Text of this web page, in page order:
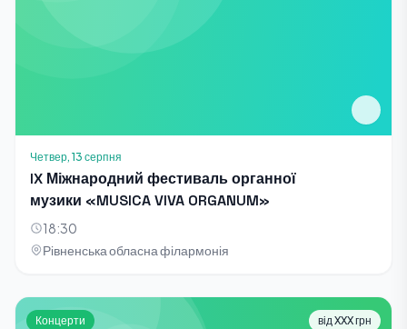
Четвер, 13 серпня
IX Міжнародний фестиваль органної
музики «MUSICA VIVA ORGANUM»
18:30
Рівненська обласна філармонія
Концерти від XXX грн